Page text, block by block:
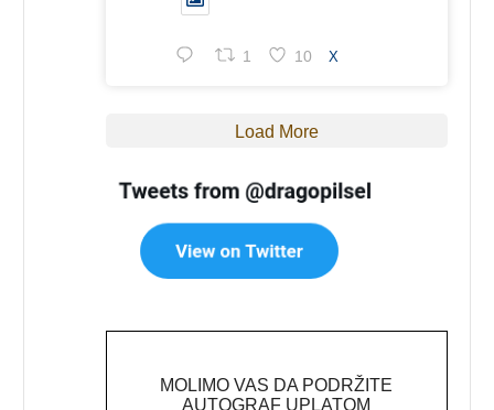
1 10 X
Load More
MOLIMO VAS DA PODRŽITE
AUTOGRAF UPLATOM